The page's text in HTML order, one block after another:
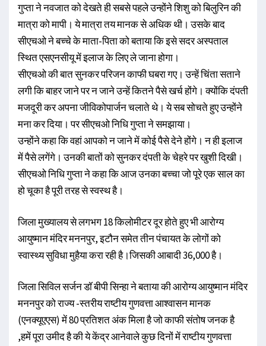
गुप्ता ने नवजात को देखते ही सबसे पहले उन्होंने शिशु ​को बिलुरिन की
मात्रा को मापी। ये मात्रा तय मानक से अधिक थी। उसके बाद
सीएचओ ने बच्चे के माता-पिता को बताया कि इसे सदर अस्पताल
स्थित एसएनसीयू में इलाज के लिए ले जाना होगा।
सीएचओ की बात सुनकर परिजन काफी घबरा गए। उन्हें चिंता सताने
लगी कि बाहर जाने पर न जाने उन्हें कितने पैसे खर्च होंगे। क्योंकि दंपती
मजदूरी कर अपना जीविकोपार्जन चलाते थे। ये सब सोचते हुए उन्होंने
मना कर दिया। पर सीएचओ निधि गुप्ता ने समझाया।
उन्होंने कहा कि वहां आपको न जाने में कोई पैसे देने होंगे। न ही इलाज
में पैसे लगेंगे। उनकी बातों को सुनकर दंपती के चेहरे पर खुशी दिखी।
सीएचओ निधि गुप्ता ने कहा कि आज उनका बच्चा जो पूरे एक साल का
हो चूका है पूरी तरह से स्वस्थ है।
जिला मुख्यालय से लगभग 18 किलोमीटर दूर होते हुए भी आरोग्य
आयुष्मान मंदिर मननपुर, इटौन समेत तीन पंचायत के लोगों को
स्वास्थ्य सुविधा मुहैया करा रही है।जिसकी आबादी 36,000 है।
जिला सिविल सर्जन डॉ बीपी सिन्हा ने बताया की आरोग्य आयुष्मान मंदिर
मननपुर को राज्य -स्तरीय राष्टीय गुणवत्ता आश्वासन मानक
(एनक्यूएएस) में 80 प्रतिशत अंक मिला है जो काफी संतोष जनक है
,हमें पूरा उमीद है की ये केंद्र आनेवाले कुछ दिनों में राष्टीय गुणवत्ता